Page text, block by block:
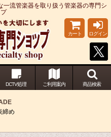
流管楽器を取り扱う管楽器の専門シ
カート ログイン
DCTV処理 ご利用案内 商品検索
め